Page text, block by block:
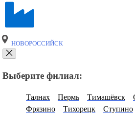
НОВОРОССИЙСК
Выберите филиал:
Талнах Пермь Тимашёвск
Фрязино
Тихорецк Ступино